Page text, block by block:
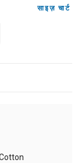
साइज़ चार्ट